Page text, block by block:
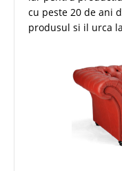
cu peste 20 de ani
produsul si il urca